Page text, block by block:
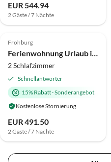
EUR 544.94
2 Gäste / 7 Nächte
Frohburg
Ferienwohnung Urlaub im Neuseenland
2 Schlafzimmer
Schnellantworter
15% Rabatt·Sonderangebot
Kostenlose Stornierung
EUR 491.50
2 Gäste / 7 Nächte